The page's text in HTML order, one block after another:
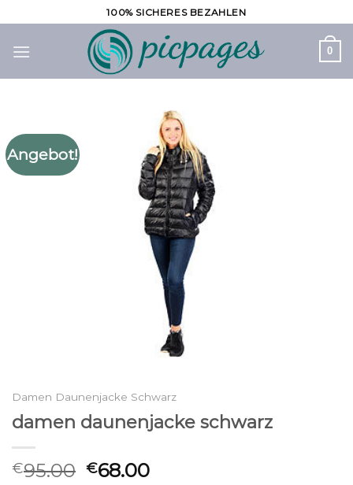
Inhalt
springen
100% SICHERES BEZAHLEN
0
Angebot!
Damen Daunenjacke Schwarz
damen daunenjacke schwarz
€95.00 €68.00